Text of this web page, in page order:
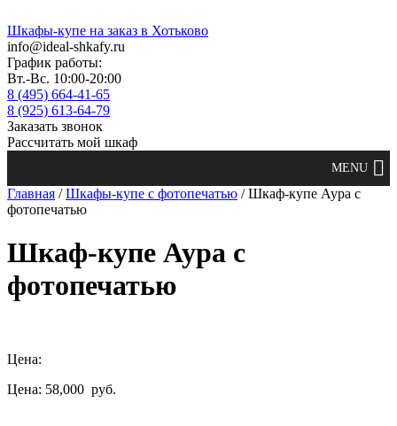
Шкафы-купе на заказ в Хотьково
info@ideal-shkafy.ru
График работы:
Вт.-Вс. 10:00-20:00
8 (495) 664-41-65
8 (925) 613-64-79
Заказать звонок
Рассчитать мой шкаф
Главная /Шкафы-купе с фотопечатью / Шкаф-купе Аура с
фотопечатью
Шкаф-купе Аура с
фотопечатью
Цена:
Цена: 58,000 руб.